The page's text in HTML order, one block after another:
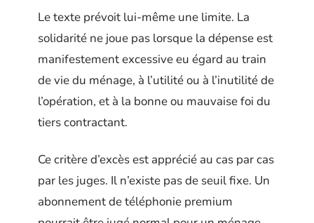
Le texte prévoit lui-même une limite. La
solidarité ne joue pas lorsque la dépense est
manifestement excessive eu égard au train
de vie du ménage, à l’utilité ou à l’inutilité de
l’opération, et à la bonne ou mauvaise foi du
tiers contractant.
Ce critère d’excès est apprécié au cas par cas
par les juges. Il n’existe pas de seuil fixe. Un
abonnement de téléphonie premium